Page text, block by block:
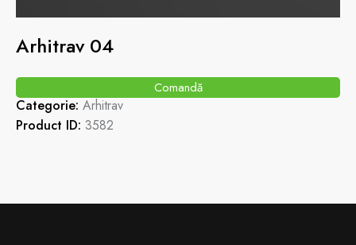
Arhitrav 04
Comandă
Categorie: Arhitrav
Product ID: 3582